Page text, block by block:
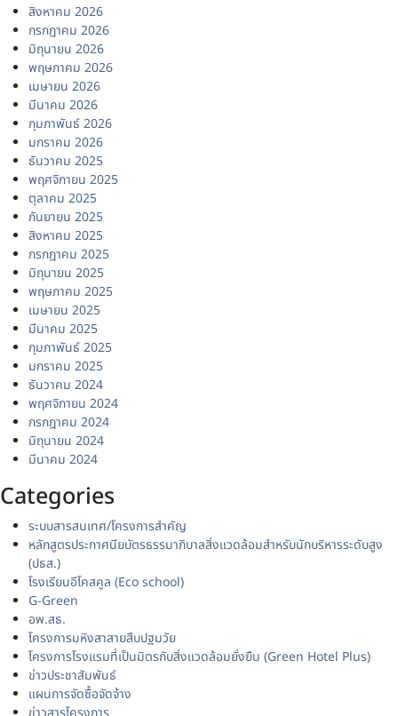
สิงหาคม 2026
กรกฎาคม 2026
มิถุนายน 2026
พฤษภาคม 2026
เมษายน 2026
มีนาคม 2026
กุมภาพันธ์ 2026
มกราคม 2026
ธันวาคม 2025
พฤศจิกายน 2025
ตุลาคม 2025
กันยายน 2025
สิงหาคม 2025
กรกฎาคม 2025
มิถุนายน 2025
พฤษภาคม 2025
เมษายน 2025
มีนาคม 2025
กุมภาพันธ์ 2025
มกราคม 2025
ธันวาคม 2024
พฤศจิกายน 2024
กรกฎาคม 2024
มิถุนายน 2024
มีนาคม 2024
Categories
ระบบสารสนเทศ/โครงการสำคัญ
หลักสูตรประกาศนียบัตรธรรมาภิบาลสิ่งแวดล้อมสำหรับนักบริหารระดับสูง
(ปธส.)
โรงเรียนอีโคสคูล (Eco school)
G-Green
อพ.สธ.
โครงการมหิงสาสายสืบปฐมวัย
โครงการโรงแรมที่เป็นมิตรกับสิ่งแวดล้อมยั่งยืน (Green Hotel Plus)
ข่าวประชาสัมพันธ์
แผนการจัดซื้อจัดจ้าง